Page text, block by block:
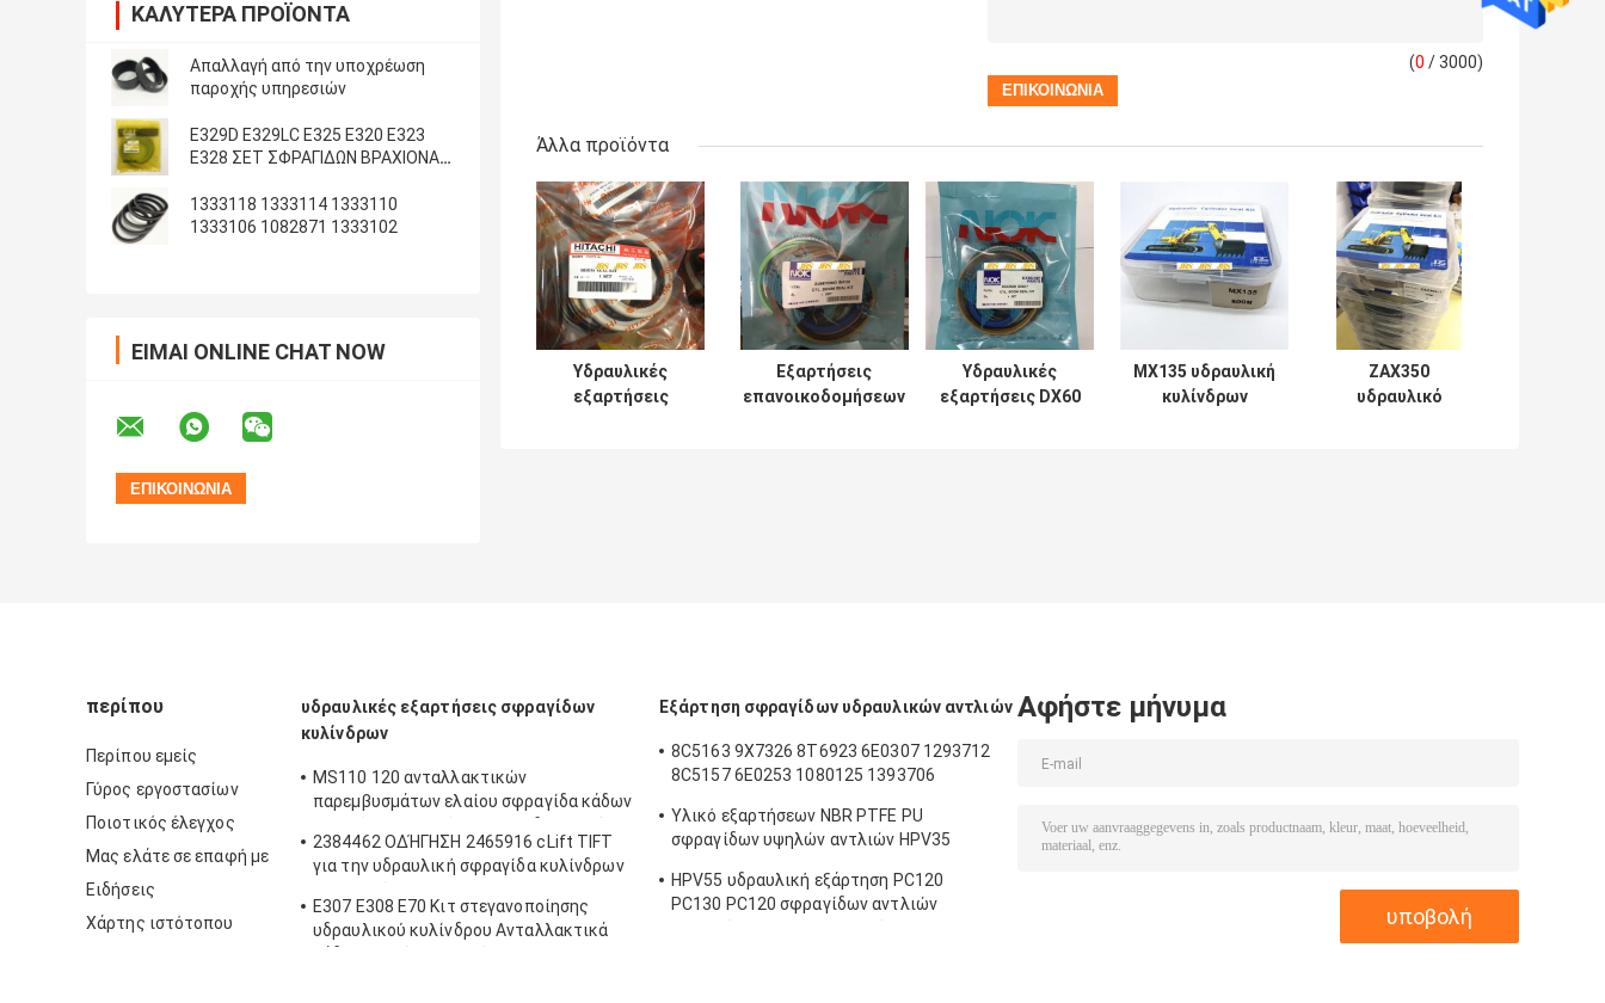
ΚΑΛΎΤΕΡΑ ΠΡΟΪΌΝΤΑ
Απαλλαγή από την υποχρέωση
παροχής υπηρεσιών
E329D E329LC E325 E320 E323
E328 ΣΕΤ ΣΦΡΑΓΙΔΩΝ ΒΡΑΧΙΟΝΑ
1333118 1333114 1333110
1333106 1082871 1333102
ΕΊΜΑΙ ONLINE CHAT NOW
(0 / 3000)
Άλλα προϊόντα
Υδραυλικές
εξαρτήσεις
Εξαρτήσεις
επανοικοδομήσεων
Υδραυλικές
εξαρτήσεις DX60
MX135 υδραυλική
κυλίνδρων
ZAX350
υδραυλικό
περίπου
Περίπου εμείς
Γύρος εργοστασίων
Ποιοτικός έλεγχος
Μας ελάτε σε επαφή με
Ειδήσεις
Χάρτης ιστότοπου
υδραυλικές εξαρτήσεις σφραγίδων
κυλίνδρων
MS110 120 ανταλλακτικών
παρεμβυσμάτων ελαίου σφραγίδα κάδων
κυλίνδρων εξαρτήσεων σφραγίδων
εκσκαφέων σφραγίδων κάδων
βραχιόνων βραχιόνων
2384462 ΟΔΉΓΗΣΗ 2465916 cLift TIFT
για την υδραυλική σφραγίδα κυλίνδρων
E307 E308 E70 Κιτ στεγανοποίησης
υδραυλικού κυλίνδρου Ανταλλακτικά
Εξάρτηση σφραγίδων υδραυλικών αντλιών
8C5163 9X7326 8T6923 6E0307 1293712
8C5157 6E0253 1080125 1393706
1214185 1301857 0996998
Υλικό εξαρτήσεων NBR PTFE PU
σφραγίδων υψηλών αντλιών HPV35
HPV55 υδραυλική εξάρτηση PC120
PC130 PC120 σφραγίδων αντλιών
Αφήστε μήνυμα